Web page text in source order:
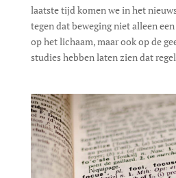
laatste tijd komen we in het
tegen dat beweging niet alleen
op het lichaam, maar ook op de
studies hebben laten zien dat